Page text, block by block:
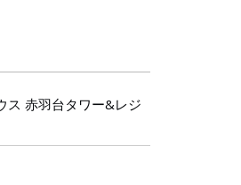
ス 赤羽台タワー&レジ